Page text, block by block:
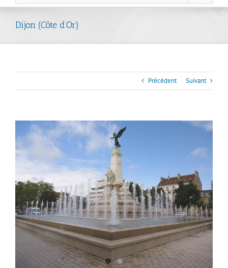
Dijon (Côte d’Or)
Précédent Suivant
Larger
Image
Larger
Image